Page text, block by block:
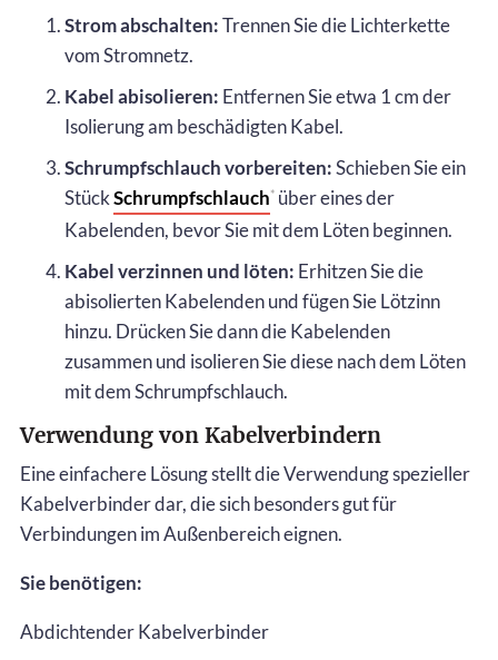
Strom abschalten:Trennen Sie die Lichterkette
vom Stromnetz.
Kabel abisolieren: Entfernen Sie etwa 1 cm der
Isolierung am beschädigten Kabel.
Schrumpfschlauch vorbereiten:Schieben Sie ein
StückSchrumpfschlauch* über eines der
Kabelenden, bevor Sie mit dem Löten beginnen.
Kabel verzinnen und löten: Erhitzen Sie die
abisolierten Kabelenden und fügen Sie Lötzinn
hinzu. Drücken Sie dann die Kabelenden
zusammen und isolieren Sie diese nach dem Löten
mit dem Schrumpfschlauch.
Verwendung von Kabelverbindern
Eine einfachere Lösung stellt die Verwendung spezieller
Kabelverbinder dar, die sich besonders gut für
Verbindungen im Außenbereich eignen.
Sie benötigen:
Abdichtender Kabelverbinder